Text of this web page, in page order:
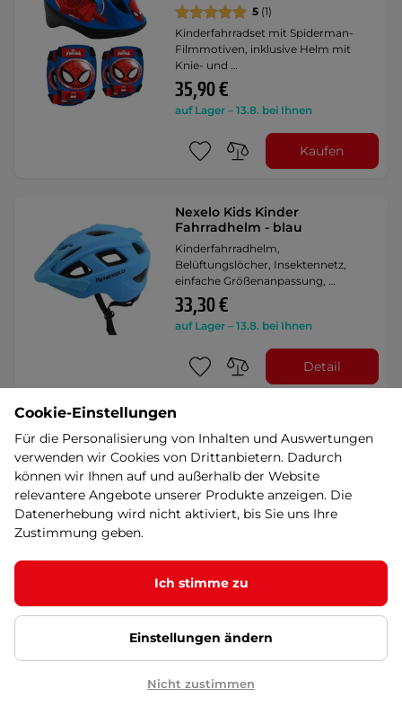
5 (1)
Kinderfahrradset mit Spiderman-
Filmmotiven, inklusive Helm mit
Knie- und …
35,90 €
auf Lager – 13.8. bei Ihnen
Kaufen
Nexelo Kids Kinder
Fahrradhelm - blau
Kinderfahrradhelm,
Belüftungslöcher, Insektennetz,
einfache Größenanpassung, …
33,30 €
auf Lager – 13.8. bei Ihnen
Detail
für Kinder
Kinder-Radsport-Set mit Motiven der
Paw Patrol, beinhaltet Helm mit Knie
- und …
35,90 €
Kinder-Fahrradhelm Etape
Kitty 2.0 - grün
Leichter Kinderhelm mit In-Mold-
Cookie-Einstellungen
Für die Personalisierung von Inhalten und Auswertungen
verwenden wir Cookies von Drittanbietern. Dadurch
können wir Ihnen auf und außerhalb der Website
relevantere Angebote unserer Produkte anzeigen. Die
Datenerhebung wird nicht aktiviert, bis Sie uns Ihre
Zustimmung geben.
Ich stimme zu
Einstellungen ändern
Nicht zustimmen